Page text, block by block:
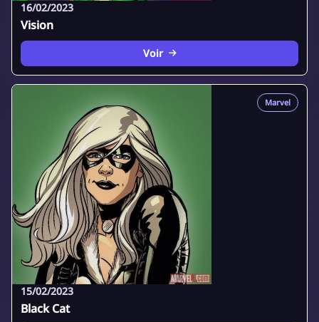
16/02/2023
Vision
Voir
Marvel
15/02/2023
Black Cat